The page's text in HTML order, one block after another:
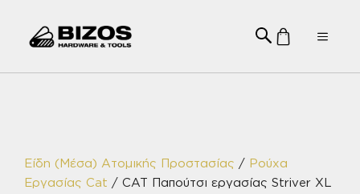
Menu
Είδη (Μέσα) Ατομικής Προστασίας / Ρούχα
Εργασίας Cat / CAT Παπούτσι εργασίας Striver XL